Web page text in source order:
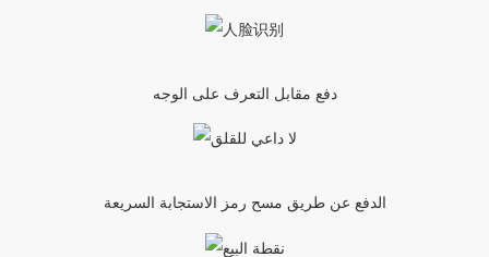
دفع مقابل التعرف على الوجه
الدفع عن طريق مسح رمز الاستجابة السريعة